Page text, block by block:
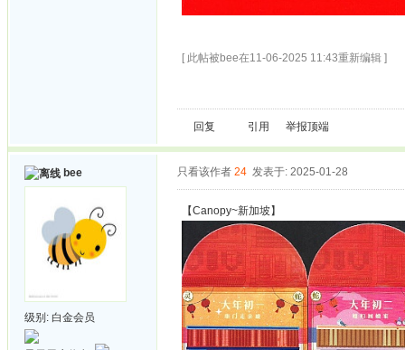
[ 此帖被bee在11-06-2025 11:43重新编辑 ]
回复 引用 举报顶端
bee
级别: 白金会员
只看该作者 24 发表于: 2025-01-28
【Canopy~新加坡】